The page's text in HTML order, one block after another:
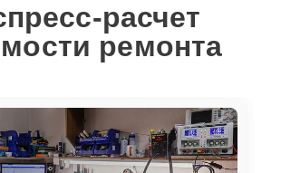
расчет
ремонта